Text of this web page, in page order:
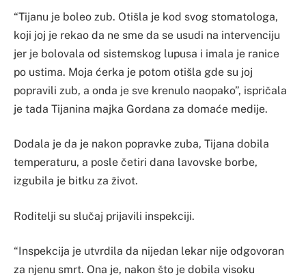
“Tijanu je boleo zub. Otišla je kod svog stomatologa,
koji joj je rekao da ne sme da se usudi na intervenciju
jer je bolovala od sistemskog lupusa i imala je ranice
po ustima. Moja ćerka je potom otišla gde su joj
popravili zub, a onda je sve krenulo naopako”, ispričala
je tada Tijanina majka Gordana za domaće medije.
Dodala je da je nakon popravke zuba, Tijana dobila
temperaturu, a posle četiri dana lavovske borbe,
izgubila je bitku za život.
Roditelji su slučaj prijavili inspekciji.
“Inspekcija je utvrdila da nijedan lekar nije odgovoran
za njenu smrt. Ona je, nakon što je dobila visoku